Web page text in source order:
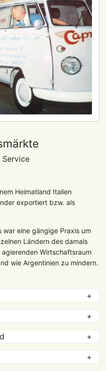
Service
Heimatland Italien
exportiert bzw. als
war eine gängige Praxis um
Ländern des damals
Wirtschaftsraum
wie Argentinien zu mindern.